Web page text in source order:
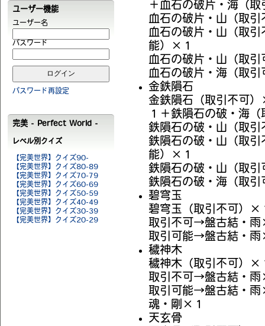
ユーザー機能
ユーザー名
パスワード
パスワード再設定
完美 - Perfect World -
レベル別クイズ
【完美世界】クイズ90-
【完美世界】クイズ80-89
【完美世界】クイズ70-79
【完美世界】クイズ60-69
【完美世界】クイズ50-59
【完美世界】クイズ40-49
【完美世界】クイズ30-39
【完美世界】クイズ20-29
＋血石の破片・海（
血石の破片・山（取
血石の破片・山（取
能）×１
血石の破片・山（取
血石の破片・海（取
金鉄隕石
金鉄隕石（取引不可
１＋鉄隕石の破・海
鉄隕石の破・山（取
鉄隕石の破・山（取
能）×１
鉄隕石の破・山（取
鉄隕石の破・海（取
碧穹玉
碧穹玉（取引不可）
取引不可→盤古結・
取引可能→盤古結・
穢神木
穢神木（取引不可）
取引不可→盤古結・
取引可能→盤古結・
魂・剛×１
天玄骨